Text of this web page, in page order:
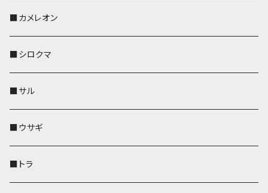
その他
靴下・ミニタオル
その他
スマホケース
財布
靴下・ミニタオル
その他
靴下・ミニタオル
財布
その他
レザートレイ
財布
靴下・ミニタオル
その他
KONBU
AppleWatchバンド
ペットボトルホルダー
ペンホルダー
靴下・ミニタオル
財布
ペットボトルホルダー
AppleWatchバンド
財布
その他
キーケース
名刺入れ・カードケース
AppleWatchバンド
財布
ペンホルダー
IDカードケース
ペットボトルホルダー
その他
リール付きストラップ
名刺入れ
AppleWatchバンド
メガネケース
財布
メガネケース
リール付きストラップ
リールのみ
ストラップ付
ペットボトルホルダー
キーケース
ペンホルダー
メガネケース
名刺入れ
財布
Apple Watchバンド
■カメレオン
■シロクマ
■サル
■ウサギ
■トラ